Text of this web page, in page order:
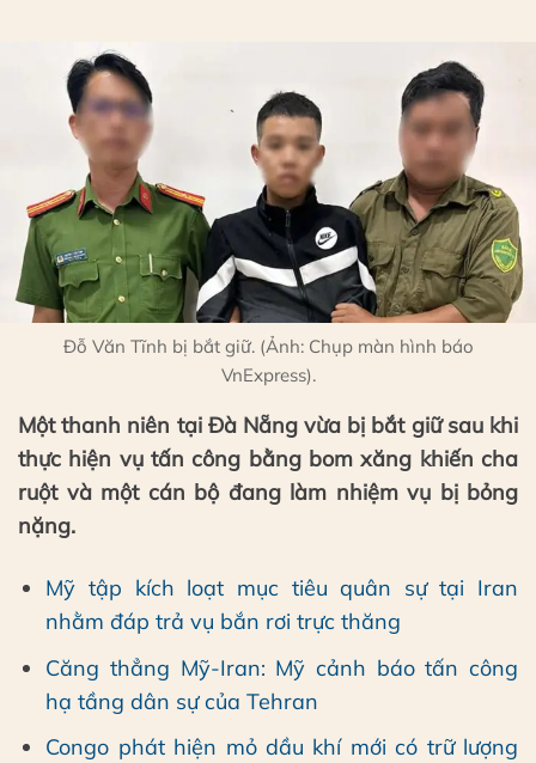
Đỗ Văn Tĩnh bị bắt giữ. (Ảnh: Chụp màn hình báo
VnExpress).
Một thanh niên tại Đà Nẵng vừa bị bắt giữ sau khi
thực hiện vụ tấn công bằng bom xăng khiến cha
ruột và một cán bộ đang làm nhiệm vụ bị bỏng
nặng.
Mỹ tập kích loạt mục tiêu quân sự tại Iran
nhằm đáp trả vụ bắn rơi trực thăng
Căng thẳng Mỹ-Iran: Mỹ cảnh báo tấn công
hạ tầng dân sự của Tehran
Congo phát hiện mỏ dầu khí mới có trữ lượng